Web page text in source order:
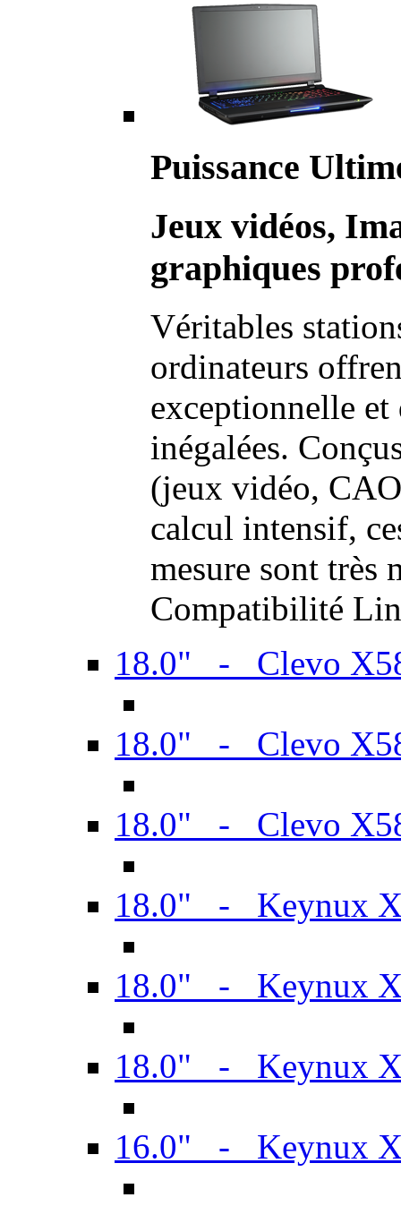
Puissance
Jeux vidéos,
graphiques
Véritables
ordinateurs
exceptionnelle et
inégalées.
(jeux vidéo,
calcul intensif,
mesure sont très
Compatibilité
18.0" - Clevo
18.0" - Clevo
18.0" - Clevo
18.0" - Keynux
18.0" - Keynux
18.0" - Keynux
16.0" - Keynux